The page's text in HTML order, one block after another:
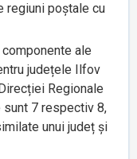
regiuni poștale cu
ale
județele Ilfov
Regionale
7 respectiv 8,
unui județ și